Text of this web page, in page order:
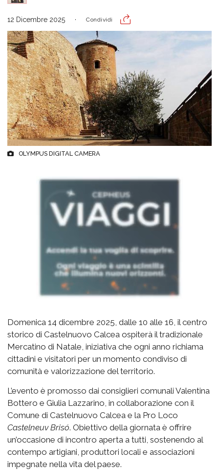
12 Dicembre 2025 Condividi
OLYMPUS DIGITAL CAMERA
Domenica 14 dicembre 2025, dalle 10 alle 16, il centro
storico di Castelnuovo Calcea ospiterà il tradizionale
Mercatino di Natale, iniziativa che ogni anno richiama
cittadini e visitatori per un momento condiviso di
comunità e valorizzazione del territorio.
L’evento è promosso dai consiglieri comunali Valentina
Bottero e Giulia Lazzarino, in collaborazione con il
Comune di Castelnuovo Calcea e la Pro Loco
Castelneuv Brisó. Obiettivo della giornata è offrire
un’occasione di incontro aperta a tutti, sostenendo al
contempo artigiani, produttori locali e associazioni
impegnate nella vita del paese.